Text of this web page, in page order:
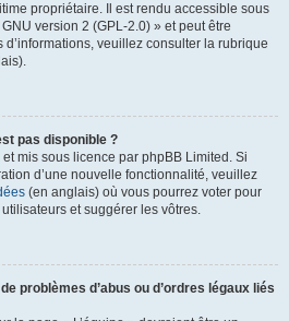
propriétaire. Il est rendu accessible sous
version 2 (GPL-2.0) » et peut être
veuillez consulter la rubrique
pas disponible ?
mis sous licence par phpBB Limited. Si
d’une nouvelle fonctionnalité, veuillez
(en anglais) où vous pourrez voter pour
et suggérer les vôtres.
problèmes d’abus ou d’ordres légaux liés